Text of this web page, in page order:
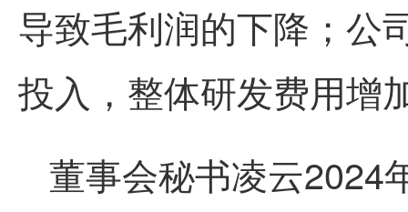
导致毛利润的下降；公
投入，整体研发费用增
董事会秘书凌云2024